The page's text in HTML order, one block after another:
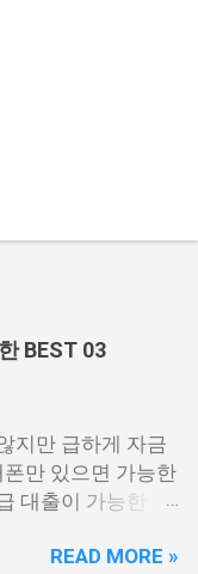
BEST 03
지만 급하게 자금
만 있으면 가능한
대출이 가능한 곳
금이 필요한 상황
READ MORE »